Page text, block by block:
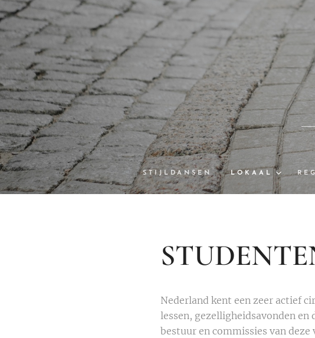
STIJLDANSEN LOKAAL
Nederland kent een zeer actief
lessen, gezelligheidsavonden
bestuur en commissies van deze